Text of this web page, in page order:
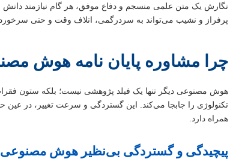
نگارش یک متن علمی منسجم و دفاع موفق، هر گام نیازمند
پرفراز و نشیب می‌تواند به سردرگمی، اتلاف وقت و حتی
چرا مشاوره پایان نامه هوش
هوش مصنوعی دیگر تنها یک فیلد پژوهشی نیست؛ بلکه ستون
تکنولوژی را جابجا می‌کند. این گستردگی و سرعت تغییر، در عین
همراه دارد.
پیچیدگی و گستردگی بی‌نظیر هوش مصنوعی